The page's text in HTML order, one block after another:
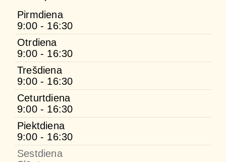
Pirmdiena
9:00 - 16:30
Otrdiena
9:00 - 16:30
Trešdiena
9:00 - 16:30
Ceturtdiena
9:00 - 16:30
Piektdiena
9:00 - 16:30
Sestdiena